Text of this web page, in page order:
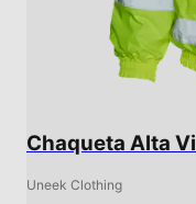
Chaqueta Alta
Uneek Clothing